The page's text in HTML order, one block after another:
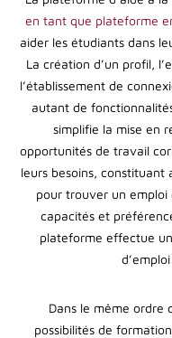
en tant que plateforme
aider les étudiants dans
La création d’un profil,
l’établissement de
autant de
simplifie la mise en
opportunités de travail
leurs besoins,
pour trouver un
capacités et
plateforme effectue
Dans le même ordre
possibilités de